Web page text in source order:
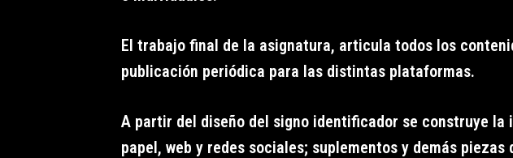
El trabajo final de la asignatura, articula todos los
publicación periódica para las distintas plataformas.
A partir del diseño del signo identificador se construye
papel, web y redes sociales; suplementos y demás piezas